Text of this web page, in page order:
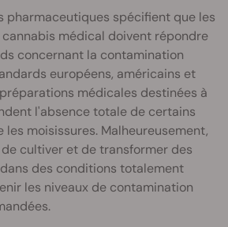
pharmaceutiques spécifient que les
médical doivent répondre
concernant la contamination
européens, américains et
médicales destinées à
l'absence totale de certains
les moisissures. Malheureusement,
cultiver et de transformer des
des conditions totalement
les niveaux de contamination